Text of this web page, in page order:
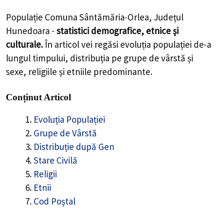
Populație Comuna Sântămăria-Orlea, Județul
Hunedoara - statistici demografice, etnice și
culturale.În articol vei regăsi evoluția populației de-a
lungul timpului, distribuția pe grupe de vârstă și
sexe, religiile și etniile predominante.
Conținut Articol
Evoluția Populației
Grupe de Vârstă
Distribuție după Gen
Stare Civilă
Religii
Etnii
Cod Poștal